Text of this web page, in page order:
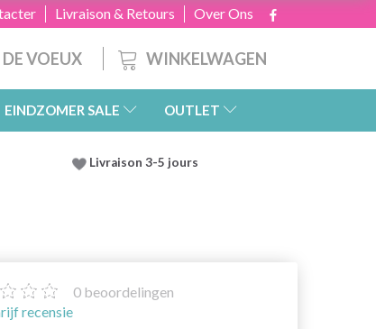
Over Ons
Livraison & Retours
WINKELWAGEN
DE VOEUX
EINDZOMER SALE OUTLET
Livraison 3-5 jours
0 beoordelingen
recensie